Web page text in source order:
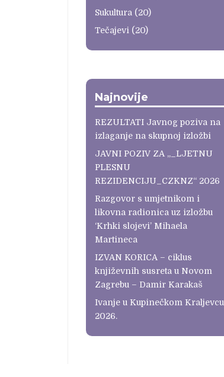
Sukultura (20)
Tečajevi (20)
Najnovije
REZULTATI Javnog poziva na
izlaganje na skupnoj izložbi
JAVNI POZIV ZA „_LJETNU
PLESNU
REZIDENCIJU_CZKNZ“ 2026
Razgovor s umjetnikom i
likovna radionica uz izložbu
‘Krhki slojevi’ Mihaela
Martineca
IZVAN KORICA – ciklus
književnih susreta u Novom
Zagrebu – Damir Karakaš
Ivanje u Kupinečkom Kraljevcu
2026.